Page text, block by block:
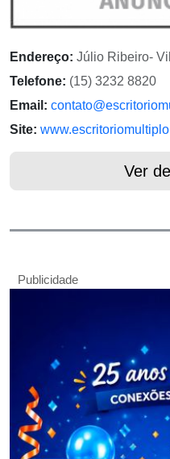
Endereço: Júlio Ribeiro-
Telefone: (15) 3232 8820
Email:
Site:
Ver
Publicidade